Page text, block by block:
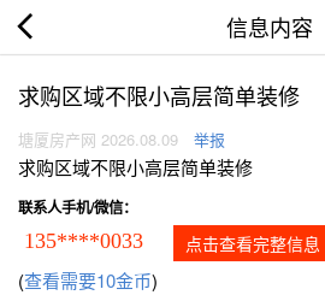
信息内容
求购区域不限小高层简单装修
塘厦房产网 2026.08.09 举报
求购区域不限小高层简单装修
联系人手机/微信：
135****0033 点击查看完整信息
(查看需要10金币)